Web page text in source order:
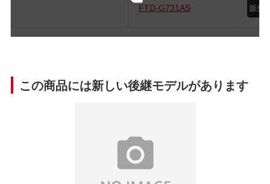
FTD-G731AS
この商品には新しい後継モデルがあります